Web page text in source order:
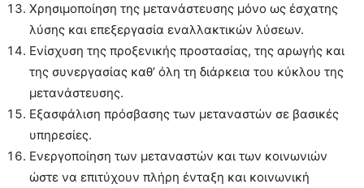
Χρησιμοποίηση της μετανάστευσης μόνο ως έσχατης
λύσης και επεξεργασία εναλλακτικών λύσεων.
Ενίσχυση της προξενικής προστασίας, της αρωγής και
της συνεργασίας καθ’ όλη τη διάρκεια του κύκλου της
μετανάστευσης.
Εξασφάλιση πρόσβασης των μεταναστών σε βασικές
υπηρεσίες.
Ενεργοποίηση των μεταναστών και των κοινωνιών
ώστε να επιτύχουν πλήρη ένταξη και κοινωνική